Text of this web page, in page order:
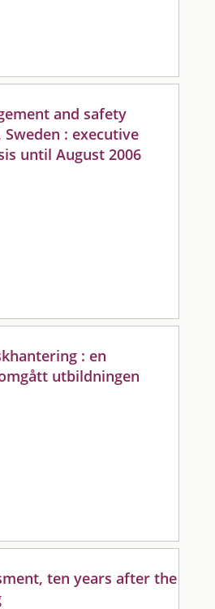
and safety
: executive
until August 2006
: en
utbildningen
ten years after the